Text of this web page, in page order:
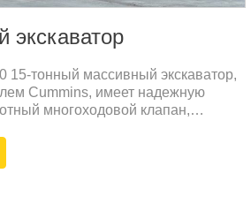
экскаватор
15-тонный массивный экскаватор,
Cummins, имеет надежную
многоходовой клапан,
цилиндры, встроенные уплотнения
и ЖК-дисплей высокой четкости.